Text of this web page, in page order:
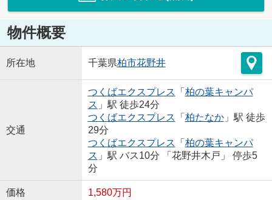
物件概要
所在地 千葉県柏市花野井
交通
つくばエクスプレス 「 柏の葉キャンパ
ス 」駅 徒歩24分
つくばエクスプレス 「 柏たなか」駅 徒歩
29分
つくばエクスプレス 「 柏の葉キャンパ
ス 」駅 バス10分 「花野井木戸」 停歩5
分
価格 1,580万円